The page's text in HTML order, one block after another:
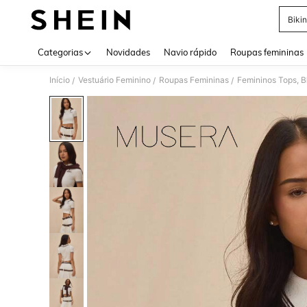
Categorias Novidades Navio rápido Roupas femininas
Início / Vestuário Feminino / Roupas Femininas / Femininos Tops,